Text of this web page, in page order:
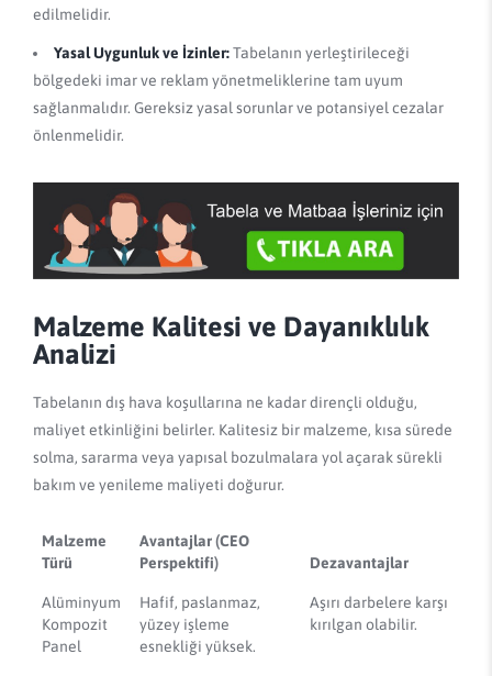
edilmelidir.
Yasal Uygunluk ve İzinler:Tabelanın yerleştirileceği
bölgedeki imar ve reklam yönetmeliklerine tam uyum
sağlanmalıdır. Gereksiz yasal sorunlar ve potansiyel cezalar
önlenmelidir.
Malzeme Kalitesi ve Dayanıklılık
Analizi
Tabelanın dış hava koşullarına ne kadar dirençli olduğu,
maliyet etkinliğini belirler. Kalitesiz bir malzeme, kısa sürede
solma, sararma veya yapısal bozulmalara yol açarak sürekli
bakım ve yenileme maliyeti doğurur.
Malzeme
Türü
Avantajlar (CEO
Perspektifi)
Dezavantajlar
Alüminyum
Kompozit
Panel
Hafif, paslanmaz,
yüzey işleme
esnekliği yüksek.
Aşırı darbelere karşı
kırılgan olabilir.